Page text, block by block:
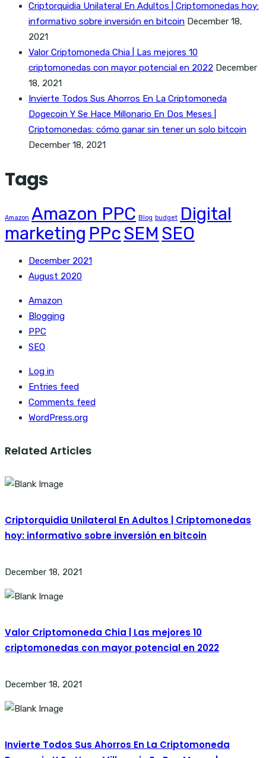
Criptorquidia Unilateral En Adultos | Criptomonedas hoy:
informativo sobre inversión en bitcoin December 18,
2021
Valor Criptomoneda Chia | Las mejores 10
criptomonedas con mayor potencial en 2022 December
18, 2021
Invierte Todos Sus Ahorros En La Criptomoneda
Dogecoin Y Se Hace Millonario En Dos Meses |
Criptomonedas: cómo ganar sin tener un solo bitcoin
December 18, 2021
Tags
Amazon Amazon PPC Blog budget Digital
marketing PPcSEM SEO
December 2021
August 2020
Amazon
Blogging
PPC
SEO
Log in
Entries feed
Comments feed
WordPress.org
Related Articles
Criptorquidia Unilateral En Adultos | Criptomonedas
hoy: informativo sobre inversión en bitcoin
December 18, 2021
Valor Criptomoneda Chia | Las mejores 10
criptomonedas con mayor potencial en 2022
December 18, 2021
Invierte Todos Sus Ahorros En La Criptomoneda